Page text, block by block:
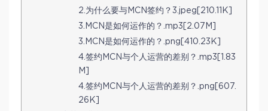
2.为什么要与MCN签约？3.jpeg[210.11K]
3.MCN是如何运作的？.mp3[2.07M]
3.MCN是如何运作的？.png[410.23K]
4.签约MCN与个人运营的差别？.mp3[1.83
M]
4.签约MCN与个人运营的差别？.png[607.
26K]